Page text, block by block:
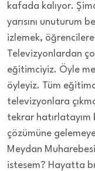
kafada kalıyor.
yarısını unuturum
izlemek,
Televizyonlardan
eğitimciyiz. Öyle
öyleyiz. Tüm
televizyonlara
tekrar hatırlatayım
çözümüne
Meydan
istesem? Hayatta